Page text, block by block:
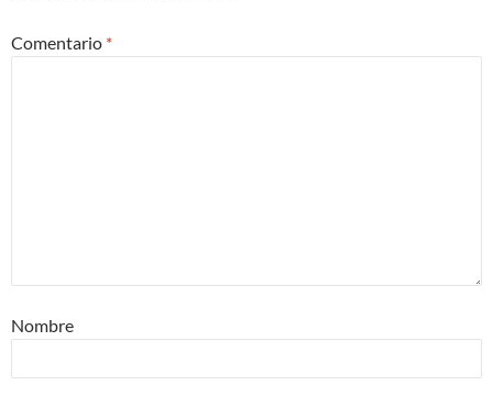
Comentario *
Nombre